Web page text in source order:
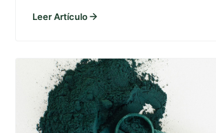
Leer Artículo